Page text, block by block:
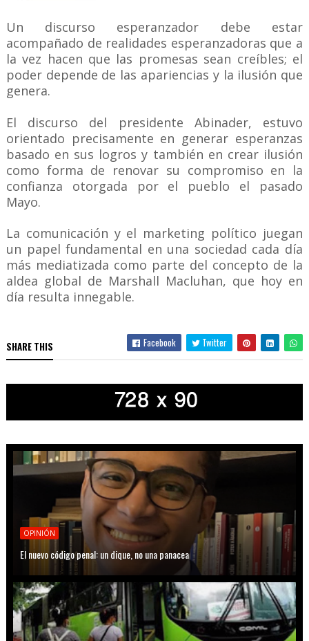
Un discurso esperanzador debe estar
acompañado de realidades esperanzadoras que a
la vez hacen que las promesas sean creíbles; el
poder depende de las apariencias y la ilusión que
genera.
El discurso del presidente Abinader, estuvo
orientado precisamente en generar esperanzas
basado en sus logros y también en crear ilusión
como forma de renovar su compromiso en la
confianza otorgada por el pueblo el pasado
Mayo.
La comunicación y el marketing político juegan
un papel fundamental en una sociedad cada día
más mediatizada como parte del concepto de la
aldea global de Marshall Macluhan, que hoy en
día resulta innegable.
SHARE THIS Facebook Twitter
OPINIÓN
El nuevo código penal: un dique, no una panacea